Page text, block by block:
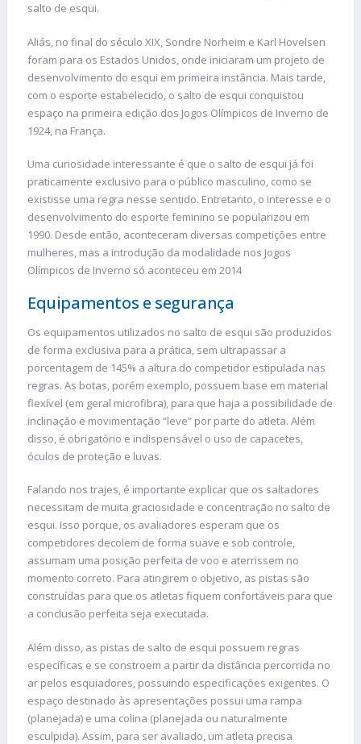
salto de esqui.
Aliás, no final do século XIX, Sondre Norheim e Karl Hovelsen
foram para os Estados Unidos, onde iniciaram um projeto de
desenvolvimento do esqui em primeira instância. Mais tarde,
com o esporte estabelecido, o salto de esqui conquistou
espaço na primeira edição dos Jogos Olímpicos de Inverno de
1924, na França.
Uma curiosidade interessante é que o salto de esqui já foi
praticamente exclusivo para o público masculino, como se
existisse uma regra nesse sentido. Entretanto, o interesse e o
desenvolvimento do esporte feminino se popularizou em
1990. Desde então, aconteceram diversas competições entre
mulheres, mas a introdução da modalidade nos Jogos
Olímpicos de Inverno só aconteceu em 2014
Equipamentos e segurança
Os equipamentos utilizados no salto de esqui são produzidos
de forma exclusiva para a prática, sem ultrapassar a
porcentagem de 145% a altura do competidor estipulada nas
regras. As botas, porém exemplo, possuem base em material
flexível (em geral microfibra), para que haja a possibilidade de
inclinação e movimentação “leve” por parte do atleta. Além
disso, é obrigatório e indispensável o uso de capacetes,
óculos de proteção e luvas.
Falando nos trajes, é importante explicar que os saltadores
necessitam de muita graciosidade e concentração no salto de
esqui. Isso porque, os avaliadores esperam que os
competidores decolem de forma suave e sob controle,
assumam uma posição perfeita de voo e aterrissem no
momento correto. Para atingirem o objetivo, as pistas são
construídas para que os atletas fiquem confortáveis para que
a conclusão perfeita seja executada.
Além disso, as pistas de salto de esqui possuem regras
específicas e se constroem a partir da distância percorrida no
ar pelos esquiadores, possuindo especificações exigentes. O
espaço destinado às apresentações possui uma rampa
(planejada) e uma colina (planejada ou naturalmente
esculpida). Assim, para ser avaliado, um atleta precisa